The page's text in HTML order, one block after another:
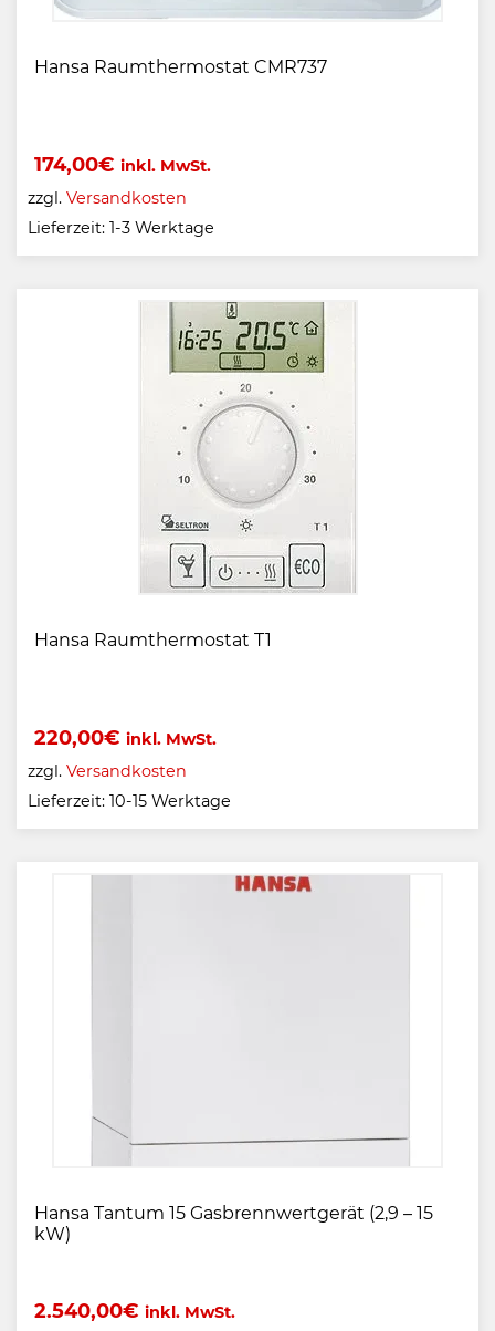
Hansa Raumthermostat CMR737
174,00€ inkl. MwSt.
zzgl. Versandkosten
Lieferzeit: 1-3 Werktage
Hansa Raumthermostat T1
220,00€ inkl. MwSt.
zzgl. Versandkosten
Lieferzeit: 10-15 Werktage
Hansa Tantum 15 Gasbrennwertgerät (2,9 – 15
kW)
2.540,00€ inkl. MwSt.